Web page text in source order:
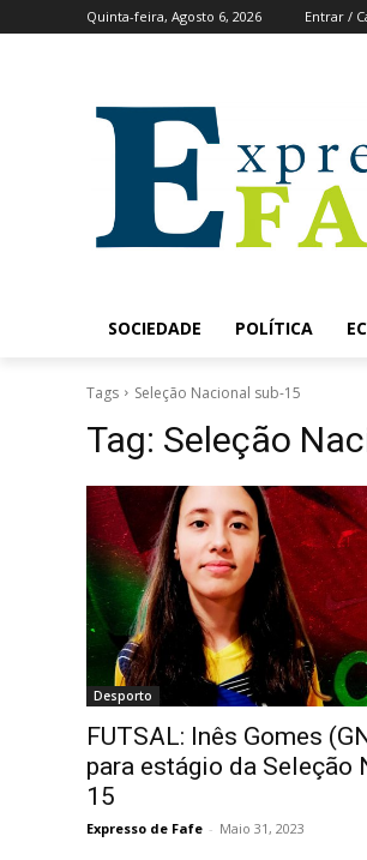
Quinta-feira, Agosto 6, 2026 Entrar /
SOCIEDADE POLÍTICA
Tags Seleção Nacional sub-15
Tag: Seleção
Desporto
FUTSAL: Inês Gomes
para estágio da Seleção
15
Expresso de Fafe - Maio 31, 2023